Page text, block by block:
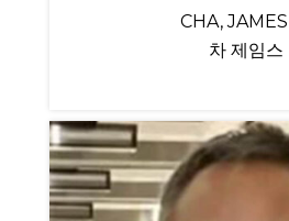
CHA,
차 제임스